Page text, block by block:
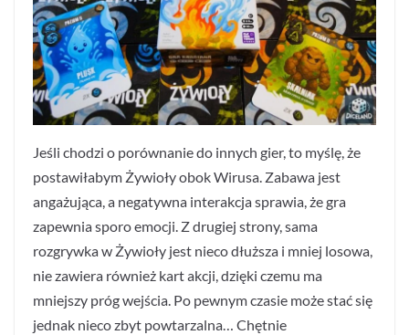
Jeśli chodzi o porównanie do innych gier, to myślę, że
postawiłabym Żywioły obok Wirusa. Zabawa jest
angażująca, a negatywna interakcja sprawia, że gra
zapewnia sporo emocji. Z drugiej strony, sama
rozgrywka w Żywioły jest nieco dłuższa i mniej losowa,
nie zawiera również kart akcji, dzięki czemu ma
mniejszy próg wejścia. Po pewnym czasie może stać się
jednak nieco zbyt powtarzalna… Chętnie